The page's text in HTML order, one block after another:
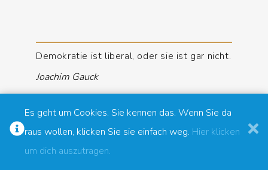
Demokratie ist liberal, oder sie ist gar nicht.
Joachim Gauck
Es geht um Cookies. Sie kennen das. Wenn Sie da
raus wollen, klicken Sie sie einfach weg. Hier klicken
um dich auszutragen.